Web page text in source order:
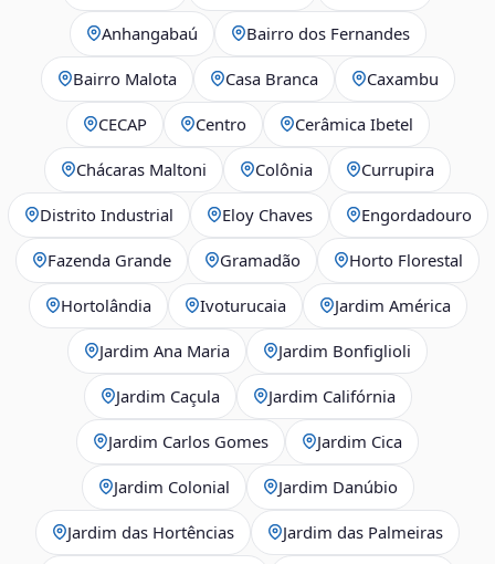
Anhangabaú Bairro dos Fernandes
Bairro Malota Casa Branca Caxambu
CECAP Centro Cerâmica Ibetel
Chácaras Maltoni Colônia Currupira
Distrito Industrial Eloy Chaves Engordadouro
Fazenda Grande Gramadão Horto Florestal
Hortolândia Ivoturucaia Jardim América
Jardim Ana Maria Jardim Bonfiglioli
Jardim Caçula Jardim Califórnia
Jardim Carlos Gomes Jardim Cica
Jardim Colonial Jardim Danúbio
Jardim das Hortências Jardim das Palmeiras